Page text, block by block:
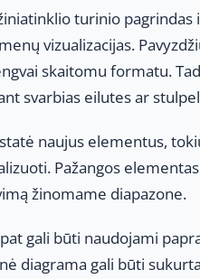
turinio
vizualizacijas.
skaitomu formatu.
svarbias eilutes ar
naujus elementus,
Pažangos
žinomame diapazone.
pat gali būti naudojami
diagrama gali būti